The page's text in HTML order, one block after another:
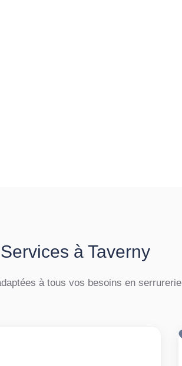
à Taverny
à tous vos besoins en serrurerie